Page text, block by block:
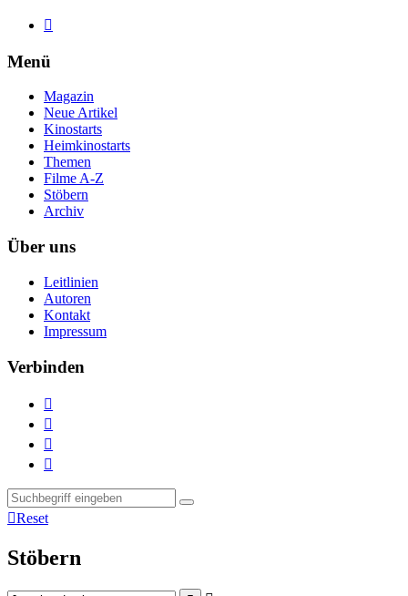

Menü
Magazin
Neue Artikel
Kinostarts
Heimkinostarts
Themen
Filme A-Z
Stöbern
Archiv
Über uns
Leitlinien
Autoren
Kontakt
Impressum
Verbinden




Reset
Stöbern